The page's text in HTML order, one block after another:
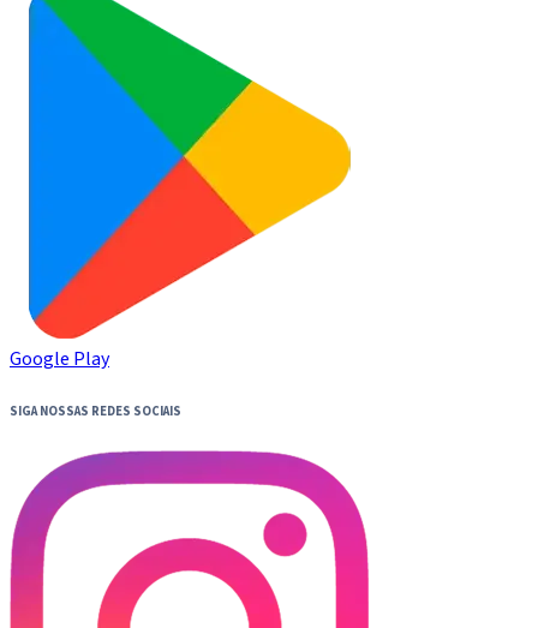
Google Play
SIGA NOSSAS REDES SOCIAIS